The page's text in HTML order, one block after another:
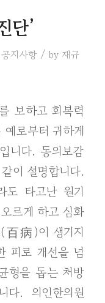
단’
공지사항 / by 재규
보하고 회복력
로부터 귀하게
니다. 동의보감
이 설명합니다.
도 타고난 원기
르게 하고 심화
病)이 생기지
피로 개선을 넘
형을 돕는 처방
다. 의인한의원